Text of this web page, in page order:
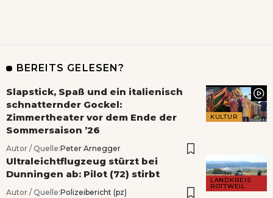
BEREITS GELESEN?
KULTUR
Slapstick, Spaß und ein italienisch
schnatternder Gockel:
Zimmertheater vor dem Ende der
Sommersaison ’26
Autor / Quelle:Peter Arnegger
LANDKREIS
ROTTWEIL
Ultraleichtflugzeug stürzt bei
Dunningen ab: Pilot (72) stirbt
Autor / Quelle:Polizeibericht (pz)